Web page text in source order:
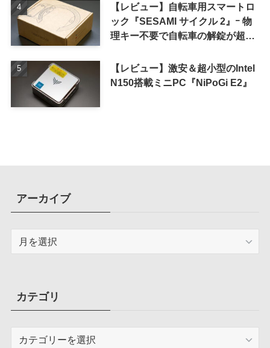
【レビュー】自転車用スマートロ
ック『SESAMI サイクル 2』ｰ 物
理キー不要で自転車の解錠が超簡
【レビュー】激安＆超小型のIntel
N150搭載ミニPC『NiPoGi E2』
アーカイブ
ブカテゴリ